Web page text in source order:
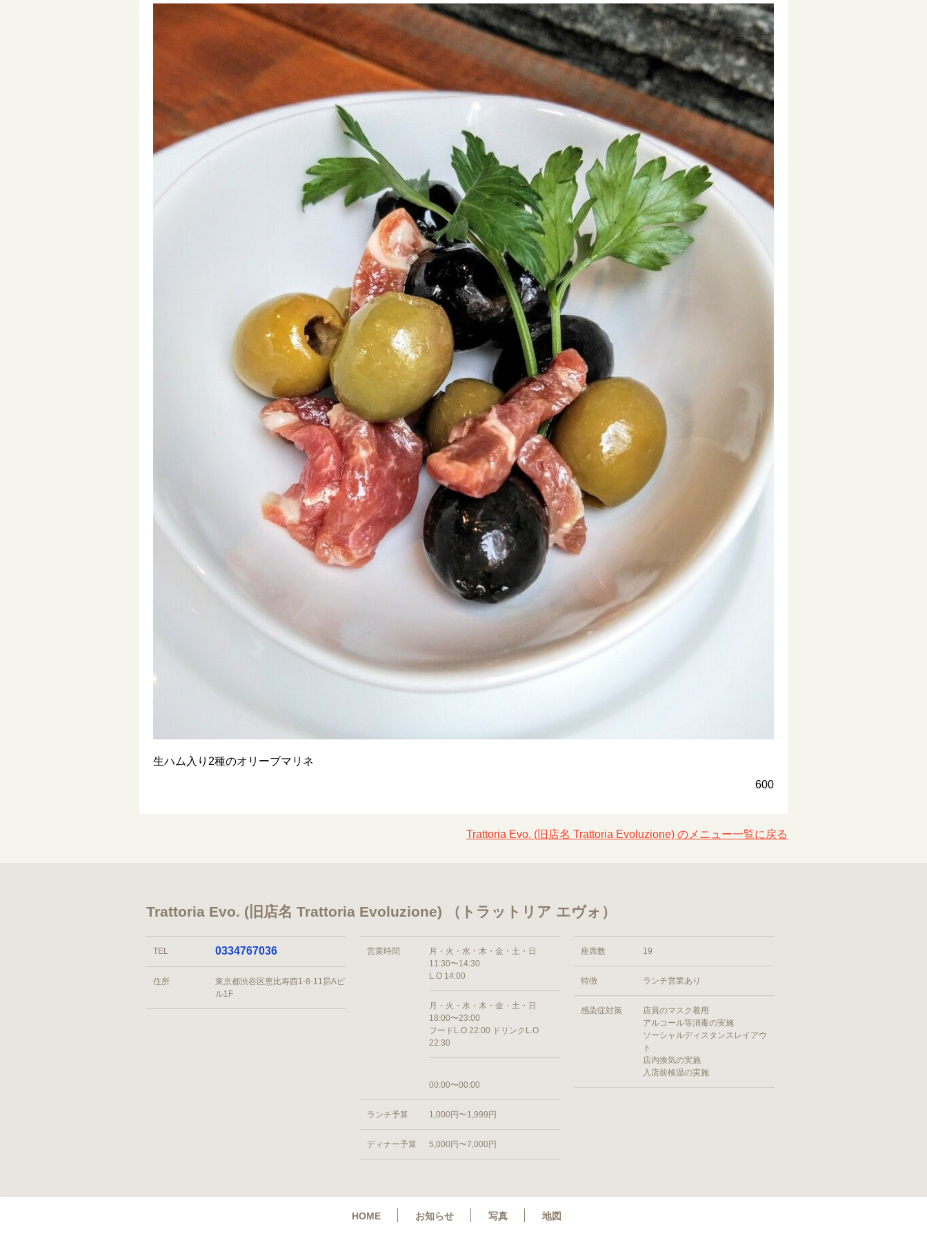
生ハム入り2種のオリーブマリネ
600
Trattoria Evo. (旧店名 Trattoria Evoluzione) のメニュー一覧に戻る
Trattoria Evo. (旧店名 Trattoria Evoluzione) （トラットリア エヴォ）
TEL 0334767036
住所
東京都渋谷区恵比寿西1-8-11昴Aビ
ル1F
営業時間
月・火・水・木・金・土・日
11:30〜14:30
L.O 14:00
月・火・水・木・金・土・日
18:00〜23:00
フードL.O 22:00 ドリンクL.O
22:30
00:00〜00:00
ランチ予算 1,000円〜1,999円
ディナー予算 5,000円〜7,000円
座席数 19
特徴 ランチ営業あり
感染症対策
店員のマスク着用
アルコール等消毒の実施
ソーシャルディスタンスレイアウ
ト
店内換気の実施
入店前検温の実施
HOME お知らせ 写真 地図